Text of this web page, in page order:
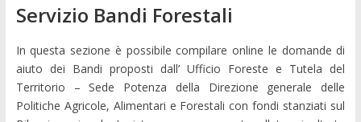
Servizio Bandi Forestali
In questa sezione è possibile compilare online le domande di
aiuto dei Bandi proposti dall’ Ufficio Foreste e Tutela del
Territorio – Sede Potenza della Direzione generale delle
Politiche Agricole, Alimentari e Forestali con fondi stanziati sul